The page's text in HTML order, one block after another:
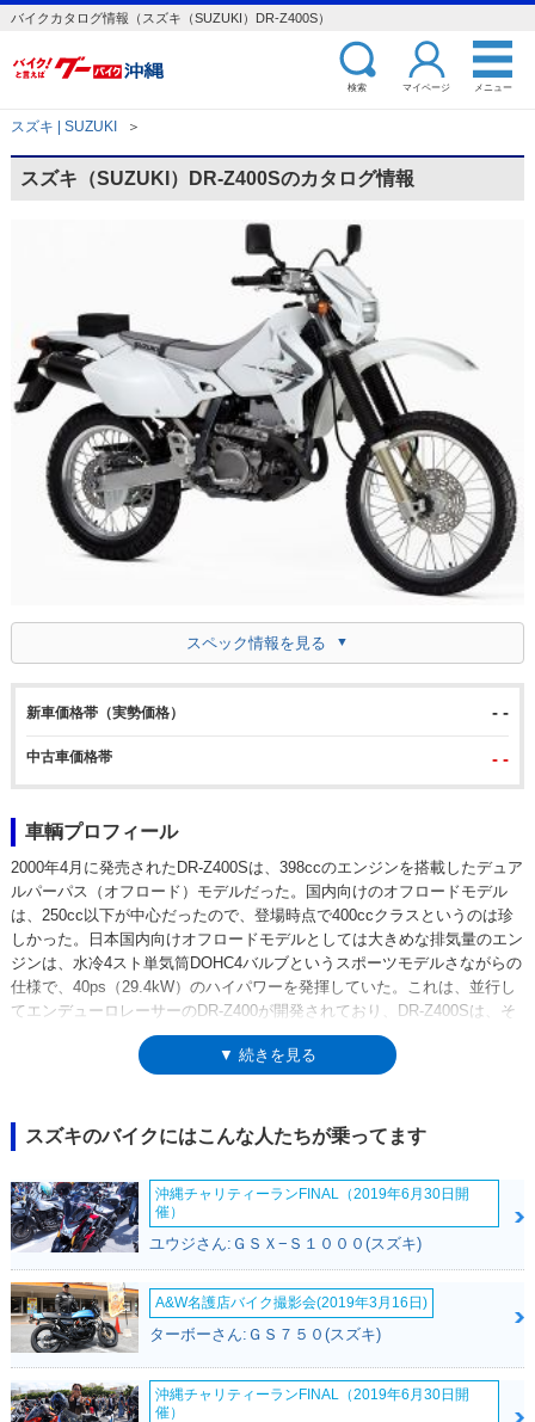
バイクカタログ情報（スズキ（SUZUKI）DR-Z400S）
検索 マイページ メニュー
スズキ | SUZUKI ＞
スズキ（SUZUKI）DR-Z400Sのカタログ情報
スペック情報を見る
新車価格帯（実勢価格） - -
中古車価格帯 - -
車輌プロフィール
2000年4月に発売されたDR-Z400Sは、398ccのエンジンを搭載したデュア
ルパーパス（オフロード）モデルだった。国内向けのオフロードモデル
は、250cc以下が中心だったので、登場時点で400ccクラスというのは珍
しかった。日本国内向けオフロードモデルとしては大きめな排気量のエン
ジンは、水冷4スト単気筒DOHC4バルブというスポーツモデルさながらの
仕様で、40ps（29.4kW）のハイパワーを発揮していた。これは、並行し
てエンデューロレーサーのDR-Z400が開発されており、DR-Z400Sは、そ
の公道仕様という位置付け（あるいはDR-Z400Sから保安部品やセルフス
ターターを取り除いたのが、レーサーのDR-Z400）だったから。パフォー
レームにオイルタンクを内蔵したことによる軽量化・コンパクト化だけを
とっても、そんな素性がうかがい知れた。前後のサスペンションには、伸
縮調整可能なアジャスタブル機能を備えていた。2004年には、騒音規制
に対応する形でマフラー形状などを変更。その後、2008年6月に発売され
た2009年モデル（K9）まで生産された。9月からは新しい排出ガス規制へ
の適合が求められたため、その直前に最終仕様をリリースしたかたちとな
った。
▼ 続きを見る
スズキのバイクにはこんな人たちが乗ってます
沖縄チャリティーランFINAL（2019年6月30日開
催）
ユウジさん:ＧＳＸ−Ｓ１０００(スズキ)
A&W名護店バイク撮影会(2019年3月16日)
ターボーさん:ＧＳ７５０(スズキ)
沖縄チャリティーランFINAL（2019年6月30日開
催）